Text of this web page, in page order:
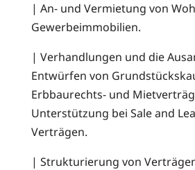
| An- und Vermietung von
Gewerbeimmobilien.
| Verhandlungen und die
Entwürfen von
Erbbaurechts- und
Unterstützung bei Sale and
Verträgen.
| Strukturierung von